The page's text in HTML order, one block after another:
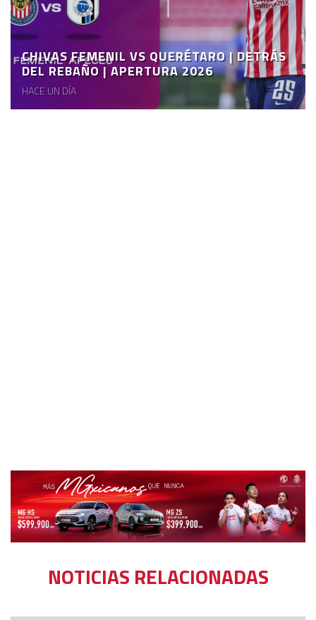
CHIVAS FEMENIL VS QUERÉTARO | DETRÁS
DEL REBAÑO | APERTURA 2026
HACE UN DÍA
NOTICIAS RELACIONADAS